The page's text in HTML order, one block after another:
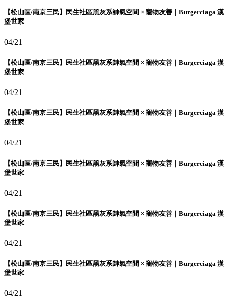
【松山區/南京三民】民生社區黑灰系帥氣空間 × 寵物友善｜Burgerciaga 漢
堡世家
04/21
【松山區/南京三民】民生社區黑灰系帥氣空間 × 寵物友善｜Burgerciaga 漢
堡世家
04/21
【松山區/南京三民】民生社區黑灰系帥氣空間 × 寵物友善｜Burgerciaga 漢
堡世家
04/21
【松山區/南京三民】民生社區黑灰系帥氣空間 × 寵物友善｜Burgerciaga 漢
堡世家
04/21
【松山區/南京三民】民生社區黑灰系帥氣空間 × 寵物友善｜Burgerciaga 漢
堡世家
04/21
【松山區/南京三民】民生社區黑灰系帥氣空間 × 寵物友善｜Burgerciaga 漢
堡世家
04/21